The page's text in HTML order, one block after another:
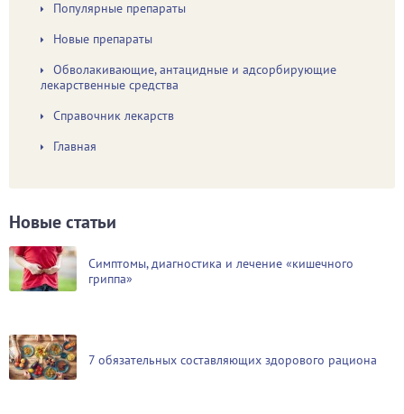
Популярные препараты
Новые препараты
Обволакивающие, антацидные и адсорбирующие
лекарственные средства
Справочник лекарств
Главная
Новые статьи
Симптомы, диагностика и лечение «кишечного
гриппа»
7 обязательных составляющих здорового рациона